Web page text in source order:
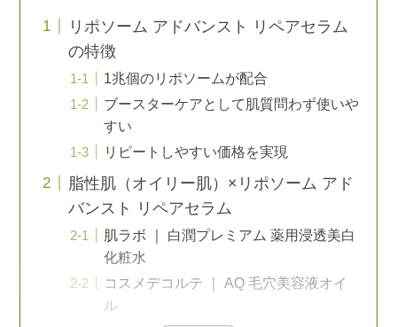
リポソーム アドバンスト リペアセラム
の特徴
1兆個のリポソームが配合
ブースターケアとして肌質問わず使いや
すい
リピートしやすい価格を実現
脂性肌（オイリー肌）×リポソーム アド
バンスト リペアセラム
肌ラボ ｜ 白潤プレミアム 薬用浸透美白
化粧水
コスメデコルテ ｜ AQ 毛穴美容液オイ
ル